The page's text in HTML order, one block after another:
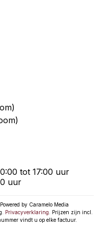
tot 17:00 uur
uur
by Caramelo Media
Privacyverklaring . Prijzen zijn incl.
vindt u op elke factuur.